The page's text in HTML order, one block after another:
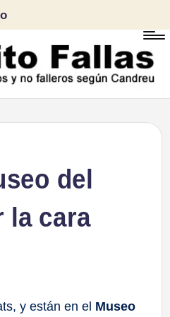
del
la cara
y están en el Museo